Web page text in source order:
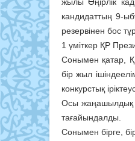
кандидаттың 9-
резервінен бос
1 үміткер ҚР
Сонымен қатар, ҚР
бір жыл
конкурстық
Осы жаңашылдық
тағайындалды.
Сонымен бірге,